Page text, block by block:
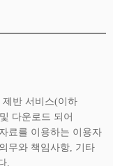
제반 서비스(이하
다운로드 되어
료를 이용하는 이용자
무와 책임사항, 기타
.